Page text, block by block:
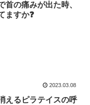
首の痛みが出た時、
ますか❓
2023.03.08
えるピラテイスの呼